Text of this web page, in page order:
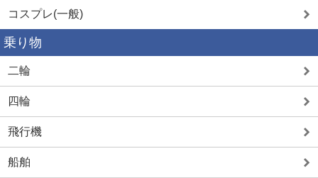
コスプレ(一般)
乗り物
二輪
四輪
飛行機
船舶